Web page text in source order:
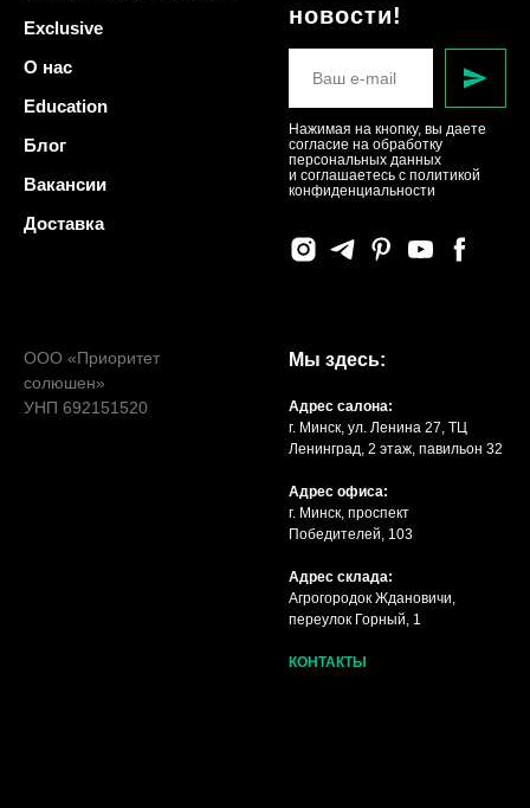
Exclusive
О нас
Education
Блог
Вакансии
Доставка
новости!
Нажимая на кнопку, вы даете
согласие на обработку
персональных данных
и соглашаетесь c политикой
конфиденциальности
ООО «Приоритет
солюшен»
УНП 692151520
Мы здесь:
Адрес салона:
г. Минск, ул. Ленина 27, ТЦ
Ленинград, 2 этаж, павильон 32
Адрес офиса:
г. Минск, проспект
Победителей, 103
Адрес склада:
Агрогородок Ждановичи,
переулок Горный, 1
КОНТАКТЫ